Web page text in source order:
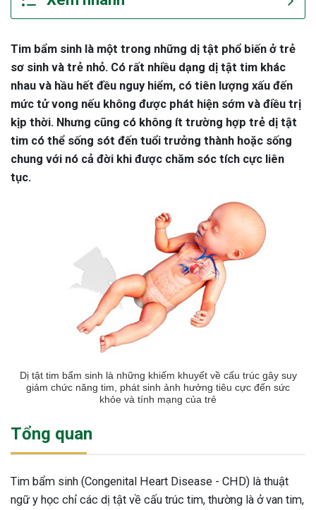
Tim bẩm sinh là một trong những dị tật phổ biến ở trẻ
sơ sinh và trẻ nhỏ. Có rất nhiều dạng dị tật tim khác
nhau và hầu hết đều nguy hiểm, có tiên lượng xấu đến
mức tử vong nếu không được phát hiện sớm và điều trị
kịp thời. Nhưng cũng có không ít trường hợp trẻ dị tật
tim có thể sống sót đến tuổi trưởng thành hoặc sống
chung với nó cả đời khi được chăm sóc tích cực liên
tục.
Dị tật tim bẩm sinh là những khiếm khuyết về cấu trúc gây suy
giảm chức năng tim, phát sinh ảnh hưởng tiêu cực đến sức
khỏe và tính mạng của trẻ
Tổng quan
Tim bẩm sinh (Congenital Heart Disease - CHD) là thuật
ngữ y học chỉ các dị tật về cấu trúc tim, thường là ở van tim,